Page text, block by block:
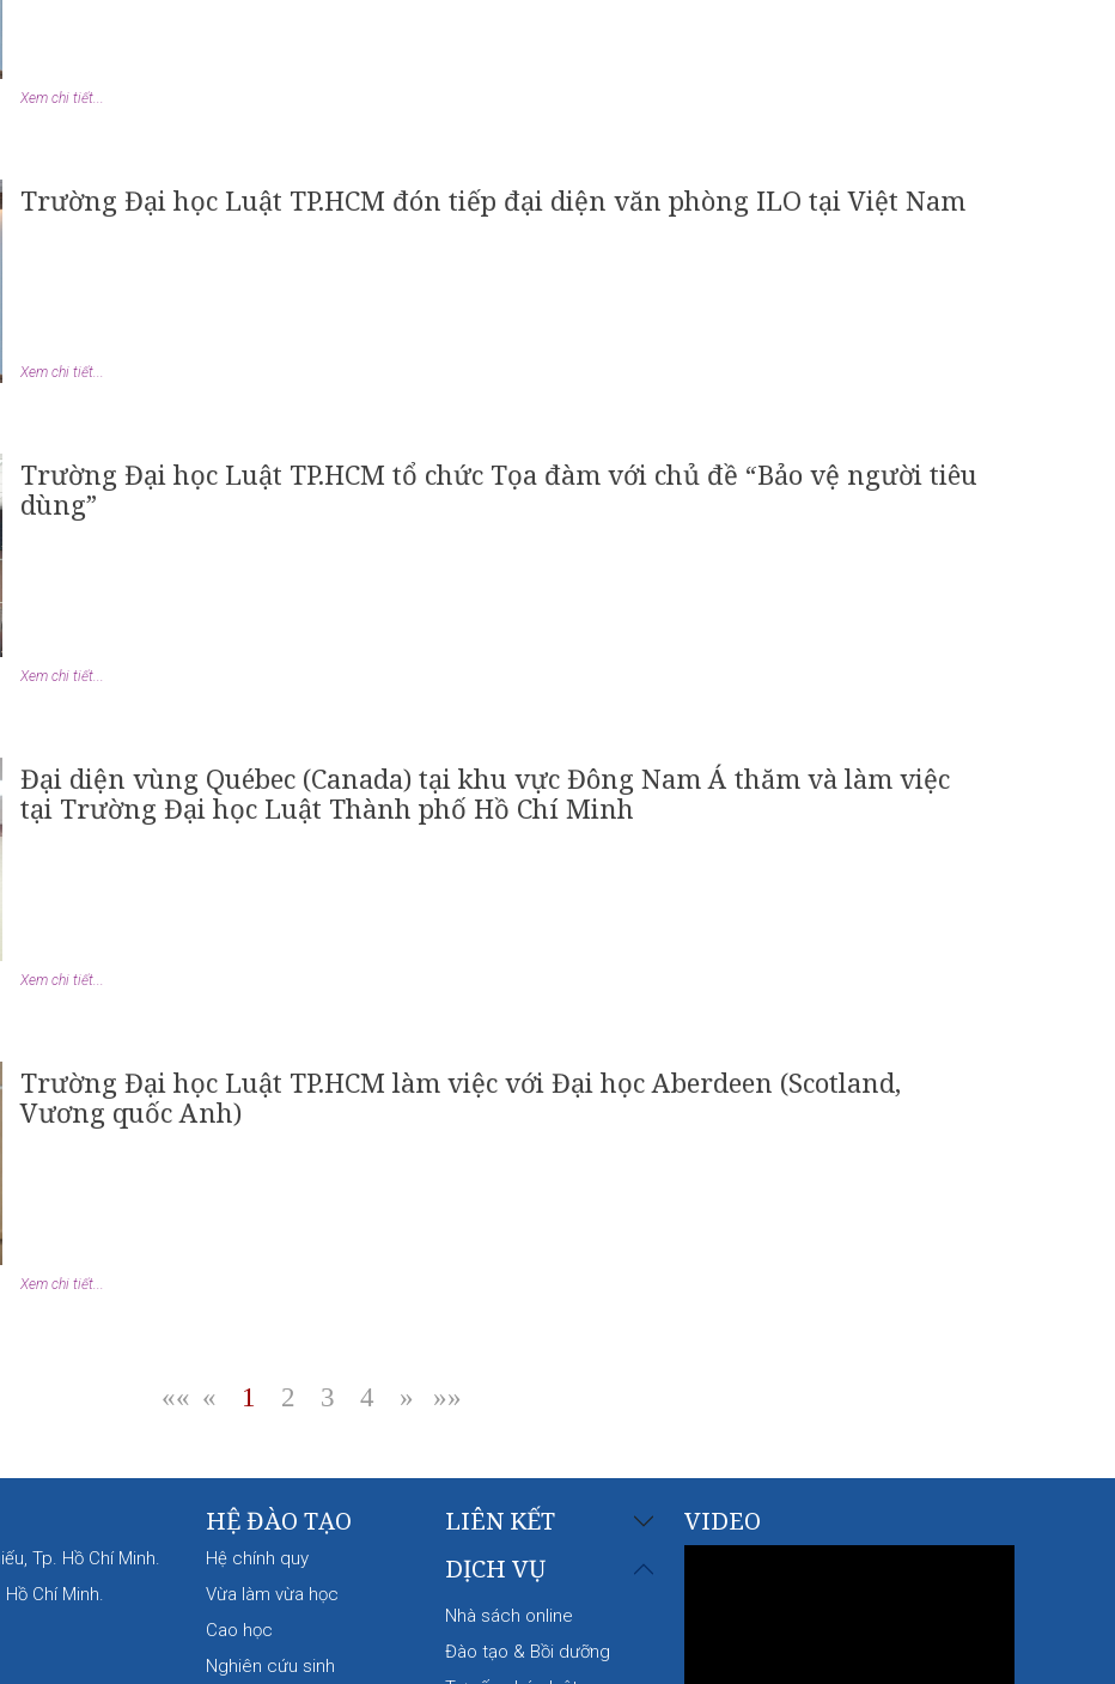
Xem chi tiết...
Trường Đại học Luật TP.HCM đón tiếp đại diện văn phòng ILO tại Việt Nam
Xem chi tiết...
Trường Đại học Luật TP.HCM tổ chức Tọa đàm với chủ đề “Bảo vệ người tiêu
dùng”
Xem chi tiết...
Đại diện vùng Québec (Canada) tại khu vực Đông Nam Á thăm và làm việc
tại Trường Đại học Luật Thành phố Hồ Chí Minh
Xem chi tiết...
Trường Đại học Luật TP.HCM làm việc với Đại học Aberdeen (Scotland,
Vương quốc Anh)
Xem chi tiết...
«« « 1 2 3 4 » »»
Tp. Hồ Chí Minh.
Chí Minh.
HỆ ĐÀO TẠO
Hệ chính quy
Vừa làm vừa học
Cao học
Nghiên cứu sinh
LIÊN KẾT
DỊCH VỤ
Nhà sách online
Đào tạo & Bồi dưỡng
VIDEO